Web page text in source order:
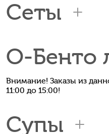
Сеты
О-Бенто
Внимание! Заказы из
11:00 до 15:00!
Супы